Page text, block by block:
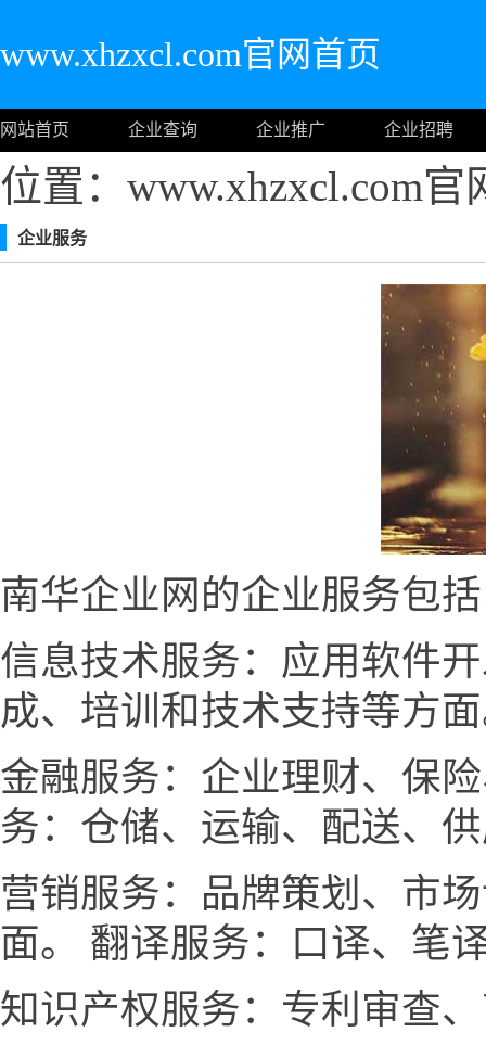
www.xhzxcl.com官网首页
网站首页 企业查询 企业推广 企业招聘
位置：www.xhzxcl.com
企业服务
南华企业网的企业服务包
信息技术服务：应用软件
成、培训和技术支持等方
金融服务：企业理财、保
务：仓储、运输、配送、
营销服务：品牌策划、市
面。 翻译服务：口译、笔
知识产权服务：专利审查